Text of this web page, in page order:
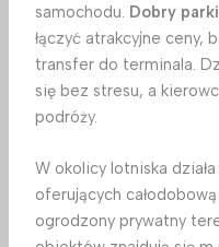
samochodu. Dobry
łączyć atrakcyjne ceny,
transfer do terminala.
się bez stresu, a
podróży.
W okolicy lotniska
oferujących
ogrodzony prywatny